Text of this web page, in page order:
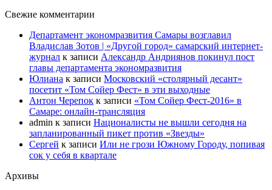
Свежие комментарии
Департамент экономразвития Самары возглавил
Владислав Зотов | «Другой город» самарский интернет-
журнал к записи Александр Андриянов покинул пост
главы департамента экономразвития
Юлиана к записи Московский «столярный десант»
посетит «Том Сойер Фест» в эти выходные
Антон Черепок к записи «Том Сойер Фест-2016» в
Самаре: онлайн-трансляция
admin к записи Националисты не вышли сегодня на
запланированный пикет против «Звезды»
Сергей к записи Или не грози Южному Городу, попивая
сок у себя в квартале
Архивы